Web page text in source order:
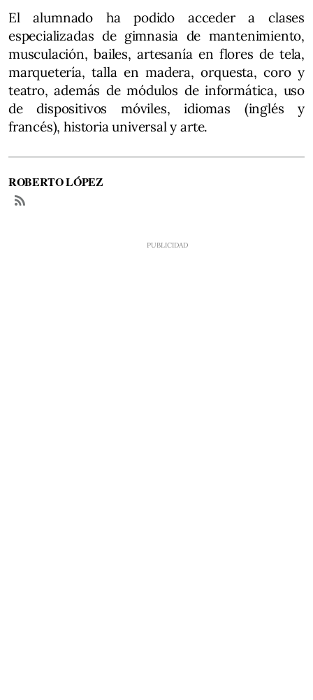
El alumnado ha podido acceder a clases
especializadas de gimnasia de mantenimiento,
musculación, bailes, artesanía en flores de tela,
marquetería, talla en madera, orquesta, coro y
teatro, además de módulos de informática, uso
de dispositivos móviles, idiomas (inglés y
francés), historia universal y arte.
ROBERTO LÓPEZ